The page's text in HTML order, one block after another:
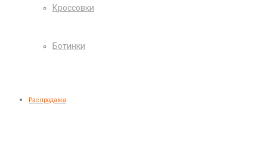
Кроссовки
Ботинки
Распродажа